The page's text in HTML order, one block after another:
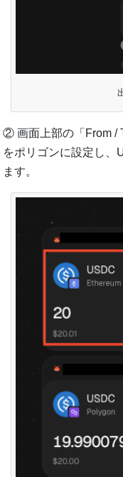
② 画面上部の「From /
をポリゴンに設定し、
ます。